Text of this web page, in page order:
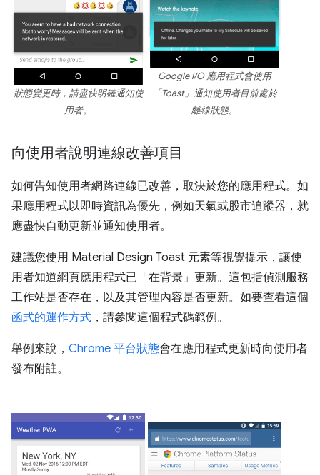
狀態變更時，請盡快明確通知使
用者。
Google I/O 應用程式會使用
「Toast」通知使用者目前處於
離線狀態。
向使用者說明連線改善項目
如何告知使用者網路連線已改善，取決於您的應用程式。如
果應用程式以即時資訊為優先，例如天氣或股市追蹤器，就
應盡快自動更新並通知使用者。
建議您使用 Material Design Toast 元素等視覺提示，讓使
用者知道網頁應用程式已「在背景」更新。這包括偵測服務
工作站是否存在，以及其管理內容是否更新。如要查看這個
函式的運作方式 ，請參閱這個程式碼範例。
舉例來說， Chrome 平台狀態會在應用程式更新時向使用者
發布附註。